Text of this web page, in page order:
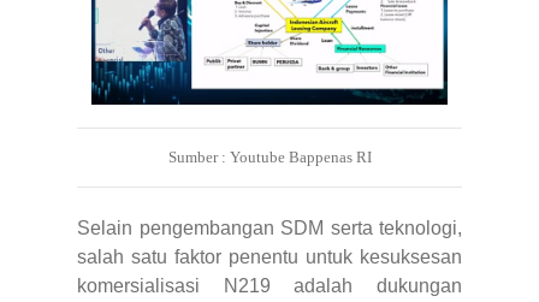
Sumber : Youtube Bappenas RI
Selain pengembangan SDM serta teknologi,
salah satu faktor penentu untuk kesuksesan
komersialisasi N219 adalah dukungan